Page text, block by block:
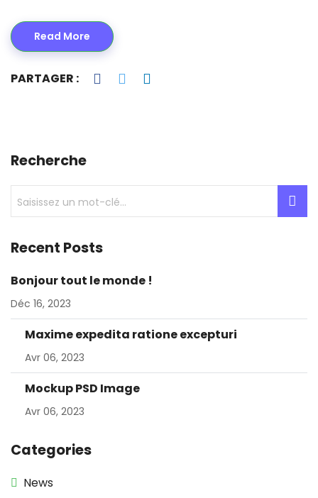
Read More
PARTAGER :
Recherche
Recent Posts
Bonjour tout le monde !
Déc 16, 2023
Maxime expedita ratione excepturi
Avr 06, 2023
Mockup PSD Image
Avr 06, 2023
Categories
News